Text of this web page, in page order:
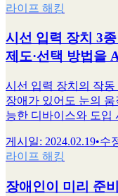
라이프 해킹
시선 입력 장치 3
제도·선택 방법을
시선 입력 장치의 작
장애가 있어도 눈의
능한 디바이스와 도입
게시일: 2024.02.19•수
라이프 해킹
장애인이 미리 준